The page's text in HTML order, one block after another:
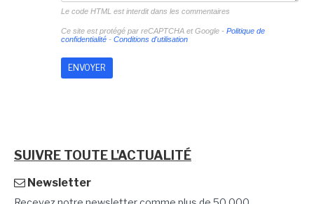
Le code HTML est interdit dans les commentaires
Ce site est protégé par reCAPTCHA et Google - Politique de
confidentialité- Conditions d'utilisation
SUIVRE TOUTE L'ACTUALITÉ
Newsletter